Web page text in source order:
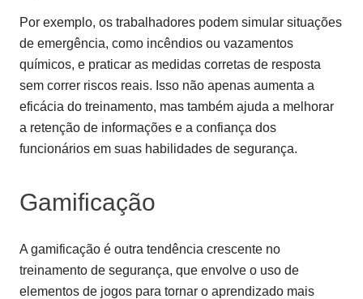
Por exemplo, os trabalhadores podem simular situações
de emergência, como incêndios ou vazamentos
químicos, e praticar as medidas corretas de resposta
sem correr riscos reais. Isso não apenas aumenta a
eficácia do treinamento, mas também ajuda a melhorar
a retenção de informações e a confiança dos
funcionários em suas habilidades de segurança.
Gamificação
A gamificação é outra tendência crescente no
treinamento de segurança, que envolve o uso de
elementos de jogos para tornar o aprendizado mais